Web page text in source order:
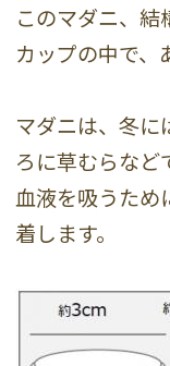
このマダニ、結
カップの中で、
マダニは、冬
ろに草むらなど
血液を吸うため
着します。